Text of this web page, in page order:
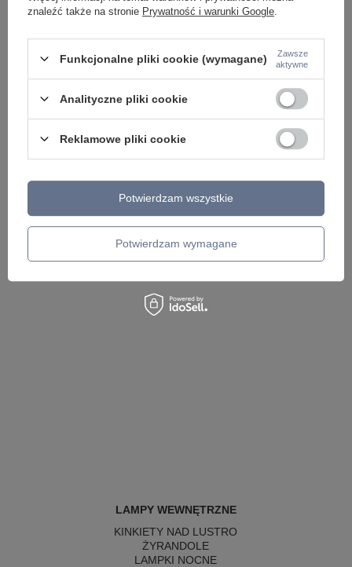
czarna tuba LED 3000K Maxlight
Oprawa natynkowa ruchoma biała
tuba LED 3000K Maxlight C0247
LAMPY WEWNĘTRZNE
KINKIETY NAD LUSTRO
ŻYRANDOLE
LAMPKI NOCNE
znaleźć także na stronie Prywatność i warunki Google
Funkcjonalne pliki cookie (wymagane)
Zawsze
aktywne
Analityczne pliki cookie
Reklamowe pliki cookie
Potwierdzam wymagane
Potwierdzam wszystkie